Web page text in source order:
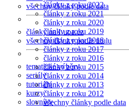
všechny články podle data
články na Lupa.cz
všechny články podle titulu
tematické výběry
seriály
tutoriály
kurzy
slovníky
články z roku 2022
články z roku 2021
články z roku 2020
články z roku 2019
články z roku 2018
články z roku 2017
články z roku 2016
články z roku 2015
články z roku 2014
články z roku 2013
články z roku 2012
všechny články podle data